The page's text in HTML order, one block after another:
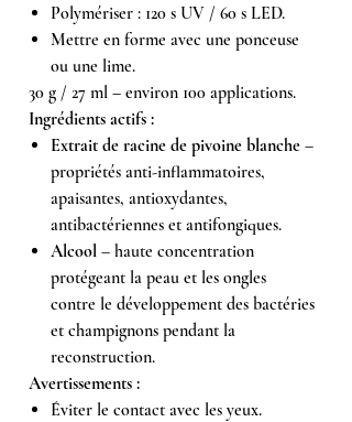
Polymériser : 120 s UV / 60 s LED.
Mettre en forme avec une ponceuse
ou une lime.
30 g / 27 ml – environ 100 applications.
Ingrédients actifs :
Extrait de racine de pivoine blanche –
propriétés anti-inflammatoires,
apaisantes, antioxydantes,
antibactériennes et antifongiques.
Alcool – haute concentration
protégeant la peau et les ongles
contre le développement des bactéries
et champignons pendant la
reconstruction.
Avertissements :
Éviter le contact avec les yeux.